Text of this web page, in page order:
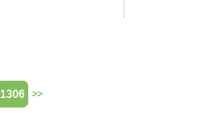
1306 >>